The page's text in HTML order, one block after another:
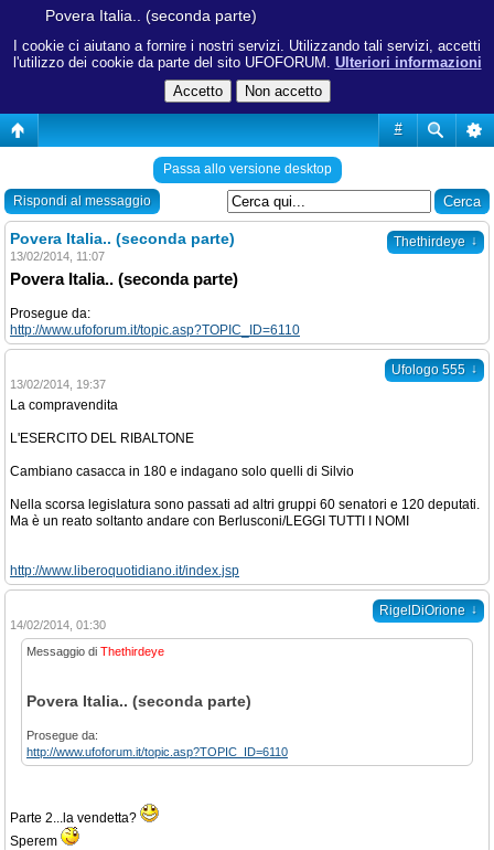
I cookie ci aiutano a fornire i nostri servizi. Utilizzando tali servizi, accetti
l'utilizzo dei cookie da parte del sito UFOFORUM. Ulteriori informazioni
#
Povera Italia.. (seconda parte)
Passa allo versione desktop
Rispondi al messaggio
Thethirdeye ↓
Povera Italia.. (seconda parte)
13/02/2014, 11:07
Povera Italia.. (seconda parte)
Prosegue da:
http://www.ufoforum.it/topic.asp?TOPIC_ID=6110
Ufologo 555 ↓
13/02/2014, 19:37
La compravendita
L'ESERCITO DEL RIBALTONE
Cambiano casacca in 180 e indagano solo quelli di Silvio
Nella scorsa legislatura sono passati ad altri gruppi 60 senatori e 120 deputati.
Ma è un reato soltanto andare con Berlusconi/LEGGI TUTTI I NOMI
http://www.liberoquotidiano.it/index.jsp
RigelDiOrione ↓
14/02/2014, 01:30
Messaggio di Thethirdeye
Povera Italia.. (seconda parte)
Prosegue da:
http://www.ufoforum.it/topic.asp?TOPIC_ID=6110
Parte 2...la vendetta?
Sperem